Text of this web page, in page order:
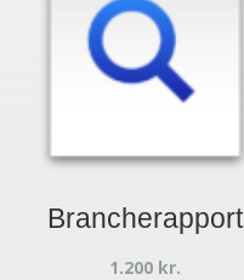
Brancherapport
1.200 kr.